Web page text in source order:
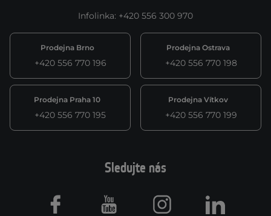
Infolinka: +420 556 300 970
Prodejna Brno
+420 556 770 196
Prodejna Ostrava
+420 556 770 198
Prodejna Praha 10
+420 556 770 195
Prodejna Vítkov
+420 556 770 199
Sledujte nás
Facebook Youtube Instagram LinkedIn